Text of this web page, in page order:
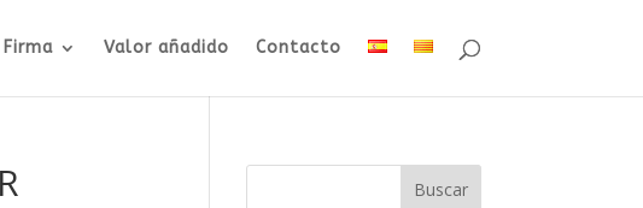
Firma Valor añadido Contacto